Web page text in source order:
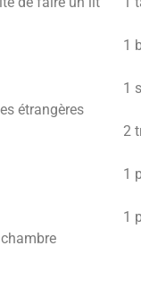
étrangères
1
1
2
1
1